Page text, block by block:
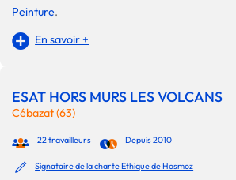
Peinture.
En savoir +
ESAT HORS MURS LES VOLCANS
Cébazat (63)
22 travailleurs Depuis 2010
Signataire de la charte Ethique de Hosmoz